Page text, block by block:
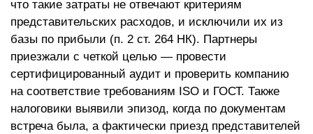
что такие затраты не отвечают критериям
представительских расходов, и исключили их из
базы по прибыли (п. 2 ст. 264 НК). Партнеры
приезжали с четкой целью — провести
сертифицированный аудит и проверить компанию
на соответствие требованиям ISO и ГОСТ. Также
налоговики выявили эпизод, когда по документам
встреча была, а фактически приезд представителей